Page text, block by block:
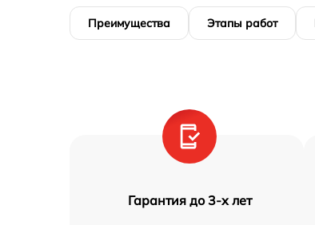
Преимущества Этапы работ
Гарантия до 3-х лет